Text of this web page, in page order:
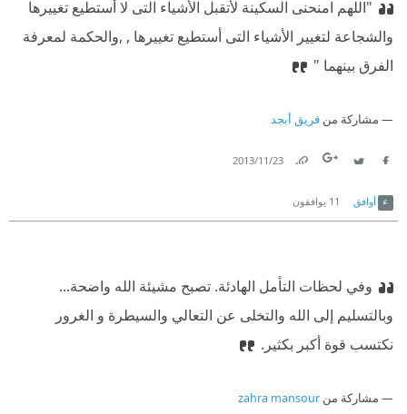
"اللهم امنحنى السكينة لأتقبل الأشياء التى لا أستطيع تغييرها
والشجاعة لتغيير الأشياء التى أستطيع تغييرها , ,والحكمة لمعرفة
الفرق بينهما "
مشاركة من فريق أبجد
23‏/11‏/2013
أوافق 11 يوافقون
وفي لحظات التأمل الهادئة. تصبح مشيئة الله واضحة...
وبالتسليم إلى الله والتخلى عن التعالي والسيطرة و الغرور
نكتسب قوة أكبر بكثير.
مشاركة من zahra mansour